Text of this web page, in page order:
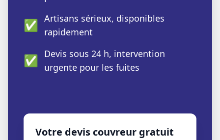
✅ Artisans sérieux, disponibles
rapidement
✅ Devis sous 24 h, intervention
urgente pour les fuites
Votre devis couvreur gratuit